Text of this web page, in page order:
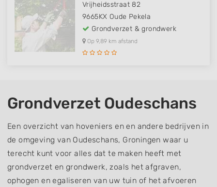
Vrijheidsstraat 82
9665KX Oude Pekela
Grondverzet & grondwerk
Op 9,89 km afstand
Grondverzet Oudeschans
Een overzicht van hoveniers en en andere bedrijven in
de omgeving van Oudeschans, Groningen waar u
terecht kunt voor alles dat te maken heeft met
grondverzet en grondwerk, zoals het afgraven,
ophogen en egaliseren van uw tuin of het afvoeren